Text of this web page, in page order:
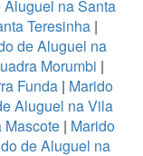
Aluguel na Santa
Teresinha |
de Aluguel na
Morumbi |
Funda| Marido
Aluguel na Vila
Mascote| Marido
de Aluguel na